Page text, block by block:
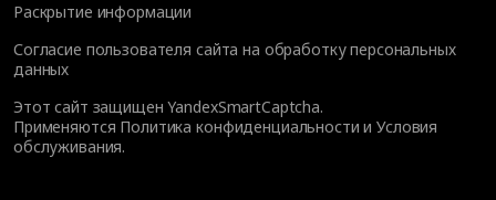
Раскрытие информации
Согласие пользователя сайта на обработку персональных
данных
Этот сайт защищен YandexSmartCaptcha.
Применяются Политика конфиденциальности иУсловия
обслуживания.